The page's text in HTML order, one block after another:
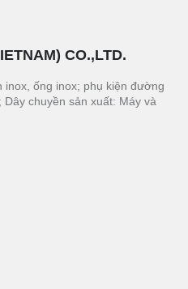
CO.,LTD.
inox, ống inox; phụ kiện đường
chuyền sản xuất: Máy và